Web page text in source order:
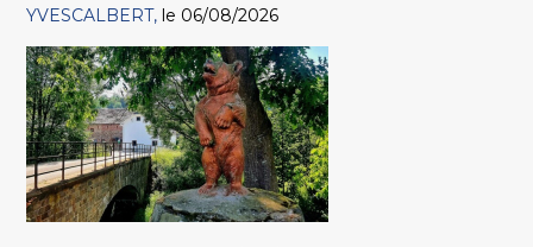
YVESCALBERT le 06/08/2026